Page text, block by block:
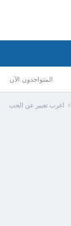
المتواجدون الآن
اغرب تعبير عن الحب